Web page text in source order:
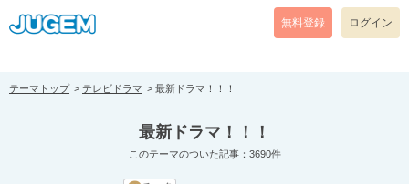
[pear_error: message="Success" code=0 mode=return level=notice
prefix="" info=""]
無料登録 ログイン
テーマトップ テレビドラマ 最新ドラマ！！！
最新ドラマ！！！
このテーマのついた記事：3690件